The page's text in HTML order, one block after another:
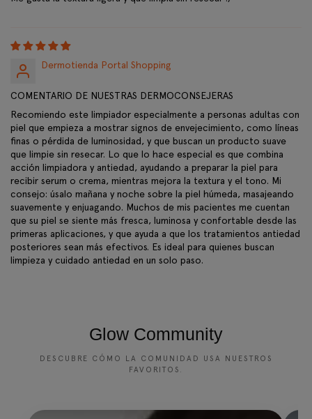
Dermotienda Portal Shopping
COMENTARIO DE NUESTRAS DERMOCONSEJERAS
Recomiendo este limpiador especialmente a personas adultas con
piel que empieza a mostrar signos de envejecimiento, como líneas
finas o pérdida de luminosidad, y que buscan un producto suave
que limpie sin resecar. Lo que lo hace especial es que combina
acción limpiadora y antiedad, ayudando a preparar la piel para
recibir serum o crema, mientras mejora la textura y el tono. Mi
consejo: úsalo mañana y noche sobre la piel húmeda, masajeando
suavemente y enjuagando. Muchos de mis pacientes me cuentan
que su piel se siente más fresca, luminosa y confortable desde las
primeras aplicaciones, y que ayuda a que los tratamientos antiedad
posteriores sean más efectivos. Es ideal para quienes buscan
limpieza y cuidado antiedad en un solo paso.
Glow Community
DESCUBRE CÓMO LA COMUNIDAD USA NUESTROS
FAVORITOS.